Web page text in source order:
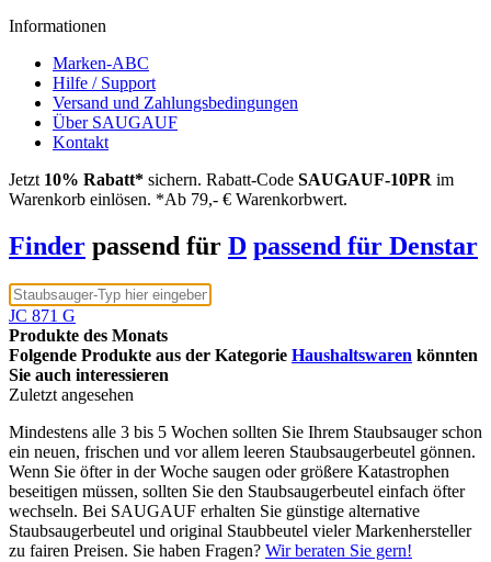
Informationen
Marken-ABC
Hilfe / Support
Versand und Zahlungsbedingungen
Über SAUGAUF
Kontakt
Jetzt 10% Rabatt* sichern. Rabatt-Code SAUGAUF-10PR im
Warenkorb einlösen. *Ab 79,- € Warenkorbwert.
Finder passend für D passend für Denstar
JC 871 G
Produkte des Monats
Folgende Produkte aus der Kategorie Haushaltswaren könnten
Sie auch interessieren
Zuletzt angesehen
Mindestens alle 3 bis 5 Wochen sollten Sie Ihrem Staubsauger schon
ein neuen, frischen und vor allem leeren Staubsaugerbeutel gönnen.
Wenn Sie öfter in der Woche saugen oder größere Katastrophen
beseitigen müssen, sollten Sie den Staubsaugerbeutel einfach öfter
wechseln. Bei SAUGAUF erhalten Sie günstige alternative
Staubsaugerbeutel und original Staubbeutel vieler Markenhersteller
zu fairen Preisen. Sie haben Fragen? Wir beraten Sie gern!